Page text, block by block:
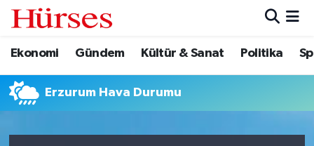
Ekonomi Gündem Kültür & Sanat Politika
Erzurum Hava Durumu
Ekonomi
Gündem
Hava Durumu
Trafik Durumu